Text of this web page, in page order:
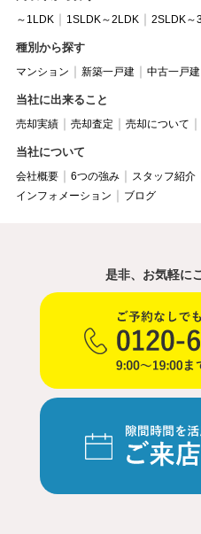
～1LDK 1SLDK～2LDK 2SLDK～
種別から探す
マンション 新築一戸建 中古一戸建
当社に出来ること
売却実績 売却査定 売却について
当社について
会社概要 6つの強み スタッフ紹介
インフォメーション
ブログ
是非、お気軽に